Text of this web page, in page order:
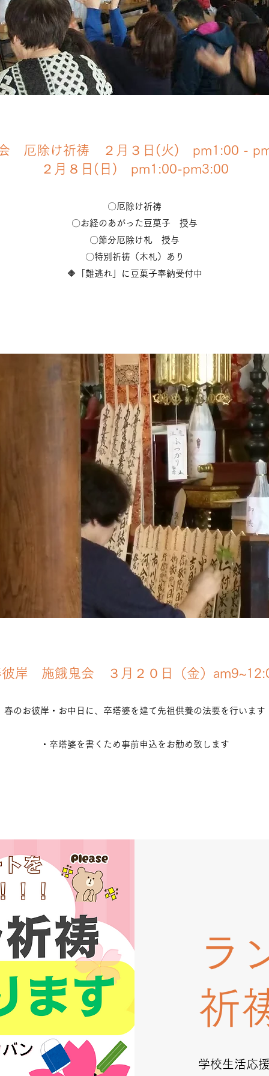
厄除け祈祷 ２月３日(火) pm1:00 -
２月８日(日) pm1:00-pm3:00
〇厄除け祈祷
〇お経のあがった豆菓子 授与
〇節分厄除け札 授与
〇特別祈祷（木札）あり​
​🔶「難逃れ」に豆菓子奉納受付中
彼岸 施餓鬼会 ３月２０日（金）
春のお彼岸・お中日に、卒塔婆を建て先祖供養の法要を行います
​​・卒塔婆を書くため事前申込をお勧め致します
ラ
祈
学校生活応